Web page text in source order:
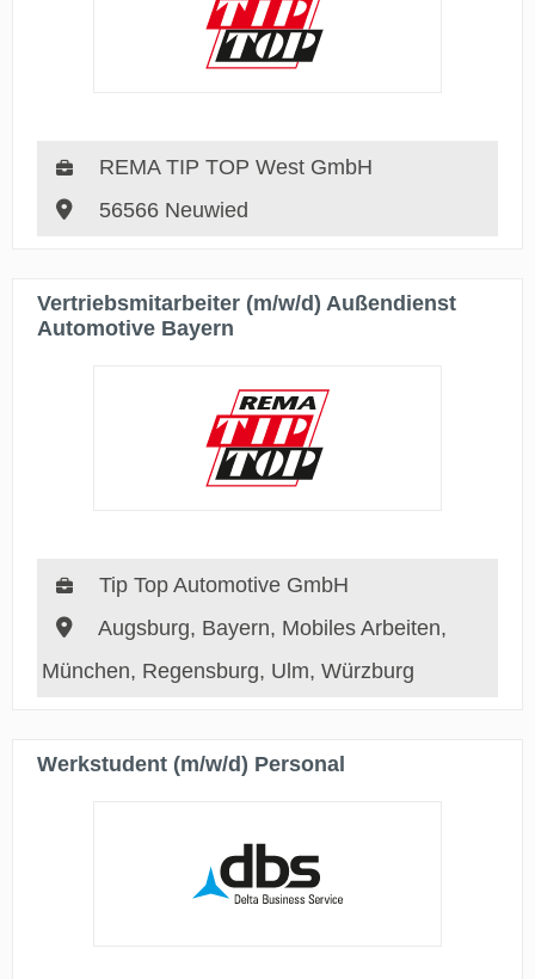
REMA TIP TOP West GmbH
56566 Neuwied
Vertriebsmitarbeiter (m/w/d) Außendienst
Automotive Bayern
Tip Top Automotive GmbH
Augsburg, Bayern, Mobiles Arbeiten,
München, Regensburg, Ulm, Würzburg
Werkstudent (m/w/d) Personal